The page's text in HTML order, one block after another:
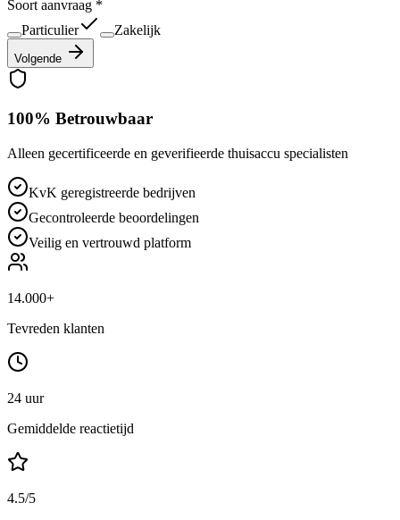
Soort aanvraag *
Particulier
Zakelijk
Volgende
100% Betrouwbaar
Alleen gecertificeerde en geverifieerde thuisaccu specialisten
KvK geregistreerde bedrijven
Gecontroleerde beoordelingen
Veilig en vertrouwd platform
14.000+
Tevreden klanten
24 uur
Gemiddelde reactietijd
4.5/5